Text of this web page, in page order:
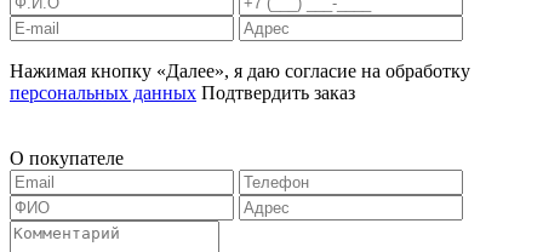
Нажимая кнопку «Далее», я даю согласие на обработку
персональных данных Подтвердить заказ
О покупателе